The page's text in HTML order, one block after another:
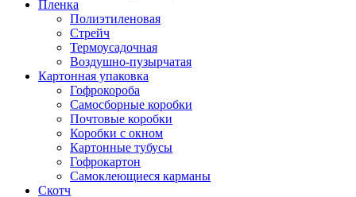
Пленка
Полиэтиленовая
Стрейч
Термоусадочная
Воздушно-пузырчатая
Картонная упаковка
Гофрокороба
Самосборные коробки
Почтовые коробки
Коробки с окном
Картонные тубусы
Гофрокартон
Самоклеющиеся карманы
Скотч